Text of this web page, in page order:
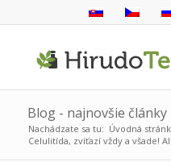
Blog - najnovšie články
Nachádzate sa tu: Úvodná
Celulitída, zvíťazí vždy a všade!